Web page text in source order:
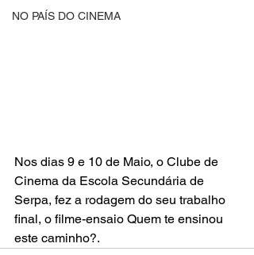
NO PAÍS DO CINEMA
Nos dias 9 e 10 de Maio, o Clube de
Cinema da Escola Secundária de
Serpa, fez a rodagem do seu trabalho
final, o filme-ensaio Quem te ensinou
este caminho?.